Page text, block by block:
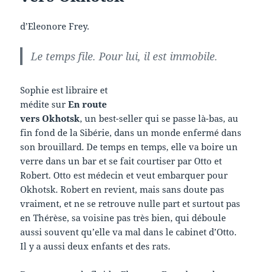
d’Eleonore Frey.
Le temps file. Pour lui, il est immobile.
Sophie est libraire et
médite surEn route
vers Okhotsk, un best-seller qui se passe là-bas, au
fin fond de la Sibérie, dans un monde enfermé dans
son brouillard. De temps en temps, elle va boire un
verre dans un bar et se fait courtiser par Otto et
Robert. Otto est médecin et veut embarquer pour
Okhotsk. Robert en revient, mais sans doute pas
vraiment, et ne se retrouve nulle part et surtout pas
en Thérèse, sa voisine pas très bien, qui déboule
aussi souvent qu’elle va mal dans le cabinet d’Otto.
Il y a aussi deux enfants et des rats.